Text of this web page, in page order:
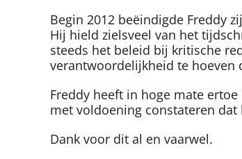
Begin 2012 beëindigde Freddy
Hij hield zielsveel van het
steeds het beleid bij kritische
verantwoordelijkheid te
Freddy heeft in hoge mate
met voldoening constateren dat
Dank voor dit al en vaarwel.